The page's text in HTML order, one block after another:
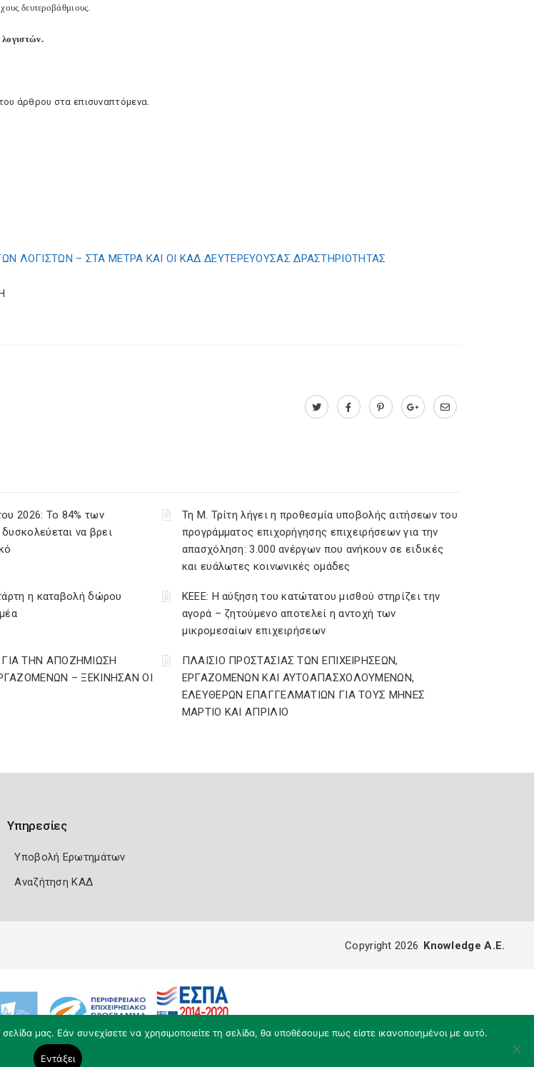
δευτεροβάθμιους.
άρθρου στα επισυναπτόμενα.
ΛΟΓΙΣΤΩΝ – ΣΤΑ ΜΕΤΡΑ ΚΑΙ ΟΙ ΚΑΔ ΔΕΥΤΕΡΕΥΟΥΣΑΣ ΔΡΑΣΤΗΡΙΟΤΗΤΑΣ
2026: Το 84% των
να βρει
Τη Μ. Τρίτη λήγει η προθεσμία υποβολής αιτήσεων του
προγράμματος επιχορήγησης επιχειρήσεων για την
απασχόληση: 3.000 ανέργων που ανήκουν σε ειδικές
και ευάλωτες κοινωνικές ομάδες
η καταβολή δώρου
ΚΕΕΕ: Η αύξηση του κατώτατου μισθού στηρίζει την
αγορά – ζητούμενο αποτελεί η αντοχή των
μικρομεσαίων επιχειρήσεων
ΤΗΝ ΑΠΟΖΗΜΙΩΣΗ
– ΞΕΚΙΝΗΣΑΝ ΟΙ
ΠΛΑΙΣΙΟ ΠΡΟΣΤΑΣΙΑΣ ΤΩΝ ΕΠΙΧΕΙΡΗΣΕΩΝ,
ΕΡΓΑΖΟΜΕΝΩΝ ΚΑΙ ΑΥΤΟΑΠΑΣΧΟΛΟΥΜΕΝΩΝ,
ΕΛΕΥΘΕΡΩΝ ΕΠΑΓΓΕΛΜΑΤΙΩΝ ΓΙΑ ΤΟΥΣ ΜΗΝΕΣ
ΜΑΡΤΙΟ ΚΑΙ ΑΠΡΙΛΙΟ
Υπηρεσίες
Υποβολή Ερωτημάτων
Αναζήτηση ΚΑΔ
μας. Εάν συνεχίσετε να χρησιμοποιείτε τη σελίδα, θα υποθέσουμε πως είστε ικανοποιημένοι με αυτό.
Εντάξει
Copyright 2026 Knowledge A.E.